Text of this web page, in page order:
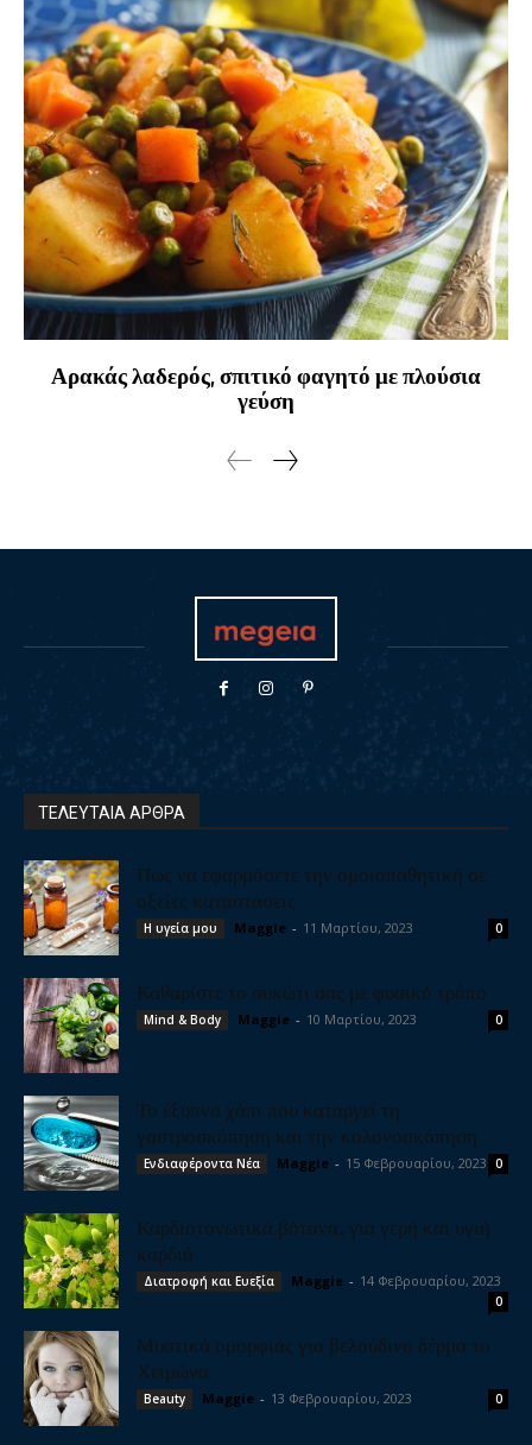
Αρακάς λαδερός, σπιτικό φαγητό με πλούσια
γεύση
ΤΕΛΕΥΤΑΙΑ ΑΡΘΡΑ
Πως να εφαρμόσετε την ομοιοπαθητική σε
οξείες καταστάσεις
Η υγεία μου Maggie - 11 Μαρτίου, 2023 0
Καθαρίστε το συκώτι σας με φυσικό τρόπο
Mind & Body Maggie - 10 Μαρτίου, 2023 0
Το έξυπνο χάπι που καταργεί τη
γαστροσκόπηση και την κολονοσκόπηση
Ενδιαφέροντα Νέα Maggie - 15 Φεβρουαρίου, 2023 0
Καρδιοτονωτικά βότανα, για γερή και υγιή
καρδιά
Διατροφή και Ευεξία Maggie - 14 Φεβρουαρίου, 2023
0
Μυστικά ομορφιάς για βελούδινο δέρμα το
Χειμώνα
Beauty Maggie - 13 Φεβρουαρίου, 2023 0